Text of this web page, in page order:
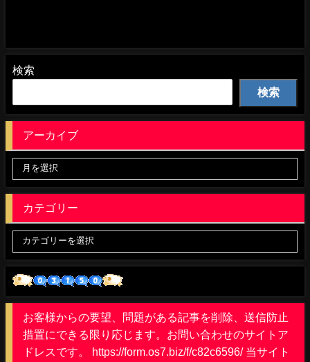
検索
検索
アーカイブ
カテゴリー
お客様からの要望、問題がある記事を削除、送信防止
措置にできる限り応じます。お問い合わせのサイトア
ドレスです。 https://form.os7.biz/f/c82c6596/ 当サイト